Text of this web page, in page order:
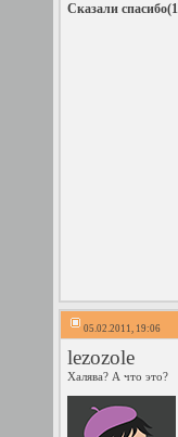
Сказали
05.02.2011, 19:06
lezozole
Халява? А что это?